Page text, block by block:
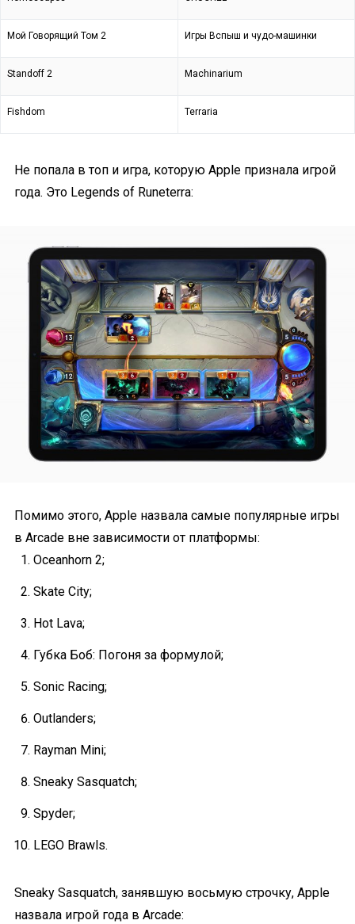
Мой Говорящий Том 2 Игры Вспыш и чудо-машинки
Standoff 2 Machinarium
Fishdom Terraria
Не попала в топ и игра, которую Apple признала игрой
года. Это Legends of Runeterra:
Помимо этого, Apple назвала самые популярные игры
в Arcade вне зависимости от платформы:
Oceanhorn 2;
Skate City;
Hot Lava;
Губка Боб: Погоня за формулой;
Sonic Racing;
Outlanders;
Rayman Mini;
Sneaky Sasquatch;
Spyder;
LEGO Brawls.
Sneaky Sasquatch, занявшую восьмую строчку, Apple
назвала игрой года в Arcade: